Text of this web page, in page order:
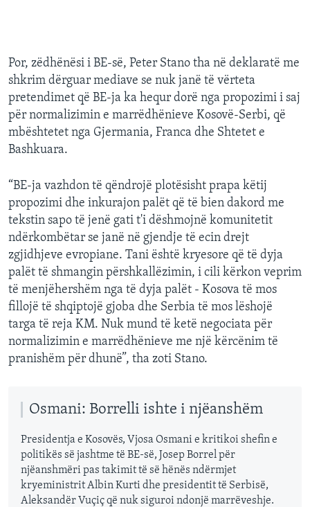
Por, zëdhënësi i BE-së, Peter Stano tha në deklaratë me
shkrim dërguar mediave se nuk janë të vërteta
pretendimet që BE-ja ka hequr dorë nga propozimi i saj
për normalizimin e marrëdhënieve Kosovë-Serbi, që
mbështetet nga Gjermania, Franca dhe Shtetet e
Bashkuara.
“BE-ja vazhdon të qëndrojë plotësisht prapa këtij
propozimi dhe inkurajon palët që të bien dakord me
tekstin sapo të jenë gati t'i dëshmojnë komunitetit
ndërkombëtar se janë në gjendje të ecin drejt
zgjidhjeve evropiane. Tani është kryesore që të dyja
palët të shmangin përshkallëzimin, i cili kërkon veprim
të menjëhershëm nga të dyja palët - Kosova të mos
fillojë të shqiptojë gjoba dhe Serbia të mos lëshojë
targa të reja KM. Nuk mund të ketë negociata për
normalizimin e marrëdhënieve me një kërcënim të
pranishëm për dhunë”, tha zoti Stano.
Osmani: Borrelli ishte i njëanshëm
Presidentja e Kosovës, Vjosa Osmani e kritikoi shefin e
politikës së jashtme të BE-së, Josep Borrel për
njëanshmëri pas takimit të së hënës ndërmjet
kryeministrit Albin Kurti dhe presidentit të Serbisë,
Aleksandër Vuçiç që nuk siguroi ndonjë marrëveshje.